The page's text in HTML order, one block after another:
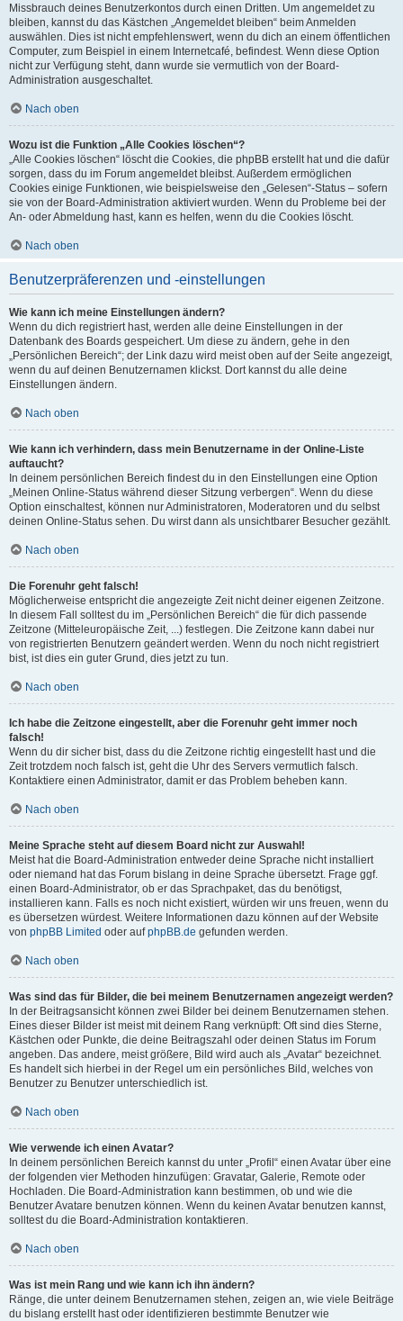
Missbrauch deines Benutzerkontos durch einen Dritten. Um angemeldet zu
bleiben, kannst du das Kästchen „Angemeldet bleiben“ beim Anmelden
auswählen. Dies ist nicht empfehlenswert, wenn du dich an einem öffentlichen
Computer, zum Beispiel in einem Internetcafé, befindest. Wenn diese Option
nicht zur Verfügung steht, dann wurde sie vermutlich von der Board-
Administration ausgeschaltet.
Nach oben
Wozu ist die Funktion „Alle Cookies löschen“?
„Alle Cookies löschen“ löscht die Cookies, die phpBB erstellt hat und die dafür
sorgen, dass du im Forum angemeldet bleibst. Außerdem ermöglichen
Cookies einige Funktionen, wie beispielsweise den „Gelesen“-Status – sofern
sie von der Board-Administration aktiviert wurden. Wenn du Probleme bei der
An- oder Abmeldung hast, kann es helfen, wenn du die Cookies löscht.
Nach oben
Benutzerpräferenzen und -einstellungen
Wie kann ich meine Einstellungen ändern?
Wenn du dich registriert hast, werden alle deine Einstellungen in der
Datenbank des Boards gespeichert. Um diese zu ändern, gehe in den
„Persönlichen Bereich“; der Link dazu wird meist oben auf der Seite angezeigt,
wenn du auf deinen Benutzernamen klickst. Dort kannst du alle deine
Einstellungen ändern.
Nach oben
Wie kann ich verhindern, dass mein Benutzername in der Online-Liste
auftaucht?
In deinem persönlichen Bereich findest du in den Einstellungen eine Option
„Meinen Online-Status während dieser Sitzung verbergen“. Wenn du diese
Option einschaltest, können nur Administratoren, Moderatoren und du selbst
deinen Online-Status sehen. Du wirst dann als unsichtbarer Besucher gezählt.
Nach oben
Die Forenuhr geht falsch!
Möglicherweise entspricht die angezeigte Zeit nicht deiner eigenen Zeitzone.
In diesem Fall solltest du im „Persönlichen Bereich“ die für dich passende
Zeitzone (Mitteleuropäische Zeit, ...) festlegen. Die Zeitzone kann dabei nur
von registrierten Benutzern geändert werden. Wenn du noch nicht registriert
bist, ist dies ein guter Grund, dies jetzt zu tun.
Nach oben
Ich habe die Zeitzone eingestellt, aber die Forenuhr geht immer noch
falsch!
Wenn du dir sicher bist, dass du die Zeitzone richtig eingestellt hast und die
Zeit trotzdem noch falsch ist, geht die Uhr des Servers vermutlich falsch.
Kontaktiere einen Administrator, damit er das Problem beheben kann.
Nach oben
Meine Sprache steht auf diesem Board nicht zur Auswahl!
Meist hat die Board-Administration entweder deine Sprache nicht installiert
oder niemand hat das Forum bislang in deine Sprache übersetzt. Frage ggf.
einen Board-Administrator, ob er das Sprachpaket, das du benötigst,
installieren kann. Falls es noch nicht existiert, würden wir uns freuen, wenn du
es übersetzen würdest. Weitere Informationen dazu können auf der Website
von phpBB Limited oder aufphpBB.de gefunden werden.
Nach oben
Was sind das für Bilder, die bei meinem Benutzernamen angezeigt werden?
In der Beitragsansicht können zwei Bilder bei deinem Benutzernamen stehen.
Eines dieser Bilder ist meist mit deinem Rang verknüpft: Oft sind dies Sterne,
Kästchen oder Punkte, die deine Beitragszahl oder deinen Status im Forum
angeben. Das andere, meist größere, Bild wird auch als „Avatar“ bezeichnet.
Es handelt sich hierbei in der Regel um ein persönliches Bild, welches von
Benutzer zu Benutzer unterschiedlich ist.
Nach oben
Wie verwende ich einen Avatar?
In deinem persönlichen Bereich kannst du unter „Profil“ einen Avatar über eine
der folgenden vier Methoden hinzufügen: Gravatar, Galerie, Remote oder
Hochladen. Die Board-Administration kann bestimmen, ob und wie die
Benutzer Avatare benutzen können. Wenn du keinen Avatar benutzen kannst,
solltest du die Board-Administration kontaktieren.
Nach oben
Was ist mein Rang und wie kann ich ihn ändern?
Ränge, die unter deinem Benutzernamen stehen, zeigen an, wie viele Beiträge
du bislang erstellt hast oder identifizieren bestimmte Benutzer wie